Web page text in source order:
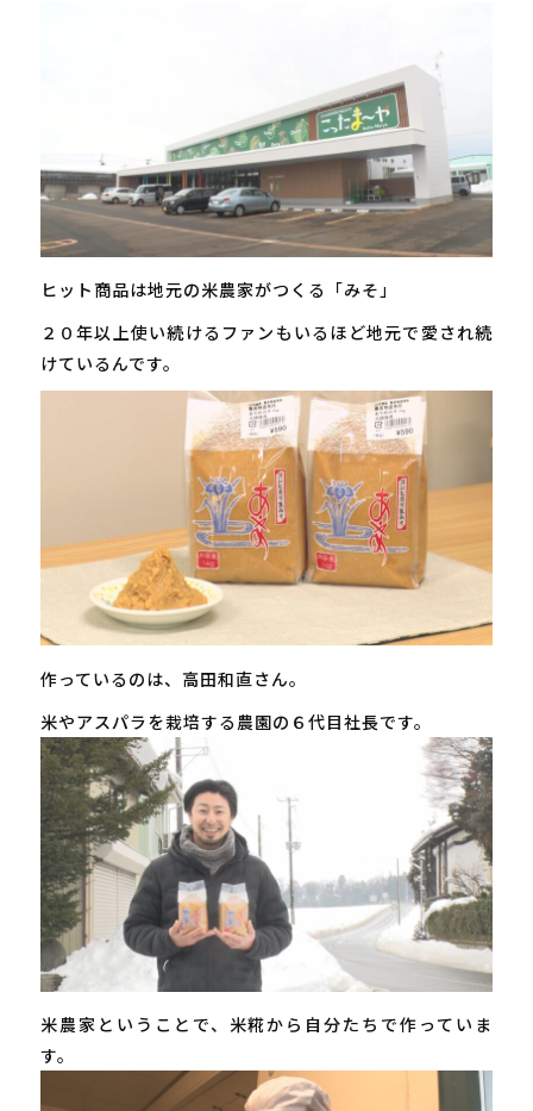
ヒット商品は地元の米農家がつくる「みそ」
２０年以上使い続けるファンもいるほど地元で愛され続
けているんです。
作っているのは、高田和直さん。
米やアスパラを栽培する農園の６代目社長です。
米農家ということで、米糀から自分たちで作っていま
す。